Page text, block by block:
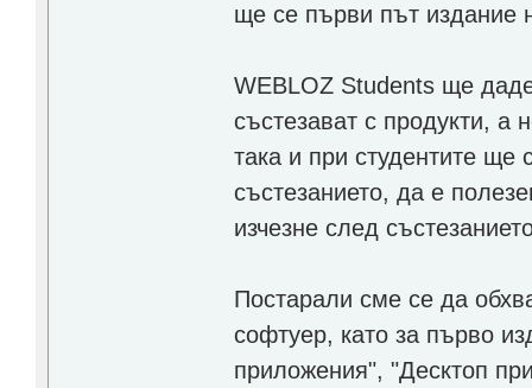
ще се първи път издание
WEBLOZ Students ще
състезават с продукти, а
така и при студентите ще
състезанието, да е
изчезне след
Постарали сме се да
софтуер, като за първо
приложения", "Десктоп